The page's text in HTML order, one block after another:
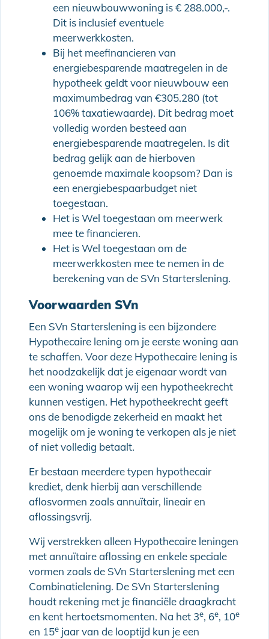
een nieuwbouwwoning is € 288.000,-.
Dit is inclusief eventuele
meerwerkkosten.
Bij het meefinancieren van
energiebesparende maatregelen in de
hypotheek geldt voor nieuwbouw een
maximumbedrag van €305.280 (tot
106% taxatiewaarde). Dit bedrag moet
volledig worden besteed aan
energiebesparende maatregelen. Is dit
bedrag gelijk aan de hierboven
genoemde maximale koopsom? Dan is
een energiebespaarbudget niet
toegestaan.
Het is Wel toegestaan om meerwerk
mee te financieren.
Het is Wel toegestaan om de
meerwerkkosten mee te nemen in de
berekening van de SVn Starterslening.
Voorwaarden SVn
Een SVn Starterslening is een bijzondere
Hypothecaire lening om je eerste woning aan
te schaffen. Voor deze Hypothecaire lening is
het noodzakelijk dat je eigenaar wordt van
een woning waarop wij een hypotheekrecht
kunnen vestigen. Het hypotheekrecht geeft
ons de benodigde zekerheid en maakt het
mogelijk om je woning te verkopen als je niet
of niet volledig betaalt.
Er bestaan meerdere typen hypothecair
krediet, denk hierbij aan verschillende
aflosvormen zoals annuïtair, lineair en
aflossingsvrij.
Wij verstrekken alleen Hypothecaire leningen
met annuïtaire aflossing en enkele speciale
vormen zoals de SVn Starterslening met een
Combinatielening. De SVn Starterslening
houdt rekening met je financiële draagkracht
en kent hertoetsmomenten. Na het 3e, 6e, 10e
en 15e jaar van de looptijd kun je een